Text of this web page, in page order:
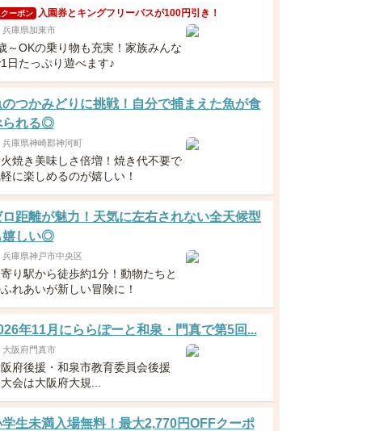
クーポン 入園券とキングフリーパスが100円引き！
兵庫県加東市
～OKの乗り物も充実！家族みんな
日たっぷり遊べます♪
のつかみどりに挑戦！自分で捕まえた魚が食
られる◎
兵庫県神崎郡神河町
焼き美味しさ倍増！焼き代不要で
に楽しめるのが嬉しい！
ロ距離が魅力！天気に左右されない全天候型
嬉しい◎
兵庫県神戸市中央区
り駅から徒歩約1分！動物たちと
れあいが新しい冒険に！
年11月にららぽーと和泉・門真で第5回...
大阪府門真市
府後援・和泉市教育委員会後援
会は大阪府大規...
学生未満入場無料！最大2,770円OFFクーポ